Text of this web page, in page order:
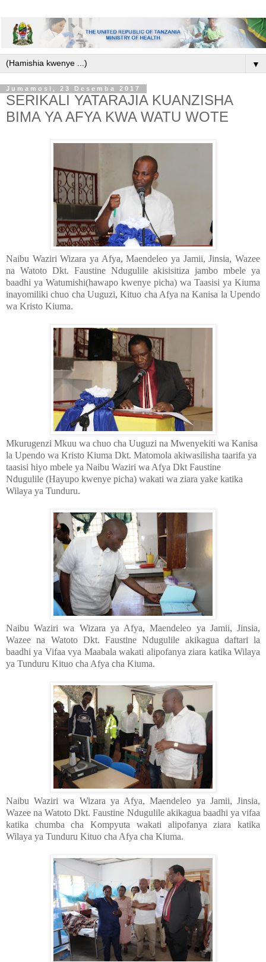
▼
Jumamosi, 23 Desemba 2017
SERIKALI YATARAJIA KUANZISHA
BIMA YA AFYA KWA WATU WOTE
Naibu Waziri Wizara ya Afya, Maendeleo ya Jamii, Jinsia, Wazee
na Watoto Dkt. Faustine Ndugulile akisisitiza jambo mbele ya
baadhi ya Watumishi(hawapo kwenye picha) wa Taasisi ya Kiuma
inayomiliki chuo cha Uuguzi, Kituo cha Afya na Kanisa la Upendo
wa Kristo Kiuma.
Mkurugenzi Mkuu wa chuo cha Uuguzi na Mwenyekiti wa Kanisa
la Upendo wa Kristo Kiuma Dkt. Matomola akiwasilisha taarifa ya
taasisi hiyo mbele ya Naibu Waziri wa Afya Dkt Faustine
Ndugulile (Hayupo kwenye picha) wakati wa ziara yake katika
Wilaya ya Tunduru.
Naibu Waziri wa Wizara ya Afya, Maendeleo ya Jamii, Jinsia,
Wazee na Watoto Dkt. Faustine Ndugulile akikagua daftari la
baadhi ya Vifaa vya Maabala wakati alipofanya ziara katika Wilaya
ya Tunduru Kituo cha Afya cha Kiuma.
Naibu Waziri wa Wizara ya Afya, Maendeleo ya Jamii, Jinsia,
Wazee na Watoto Dkt. Faustine Ndugulile akikagua baadhi ya vifaa
katika chumba cha Kompyuta wakati alipofanya ziara katika
Wilaya ya Tunduru Kituo cha Afya cha Kiuma.